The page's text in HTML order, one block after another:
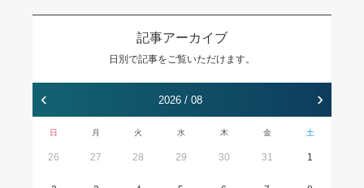
記事アーカイブ
日別で記事をご覧いただけます。
‹ 2026 / 08 ›
日 月 火 水 木 金 土
26 27 28 29 30 31 1